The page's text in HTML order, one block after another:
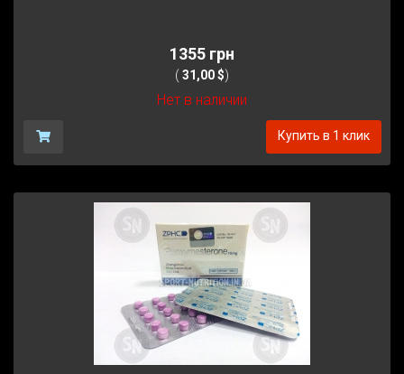
1355 грн
( 31,00 $)
Нет в наличии
Купить в 1 клик